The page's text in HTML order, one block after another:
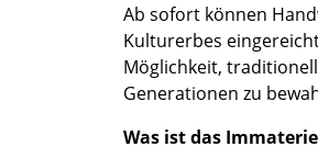
Ab sofort können
Kulturerbes
Möglichkeit,
Generationen zu
Was ist das